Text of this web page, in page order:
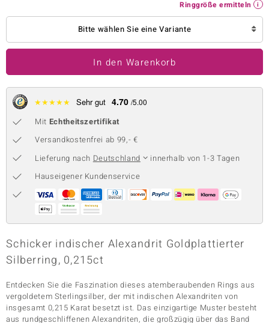
BY DE MELO
Collection
Classics
Ringgröße ermitteln
Bitte wählen Sie eine Variante
In den Warenkorb
★★★★★ Sehr gut 4.70 /5.00
Mit Echtheitszertifikat
Versandkostenfrei ab 99,- €
Lieferung nach Deutschland
innerhalb von 1-3 Tagen
Hauseigener Kundenservice
Schicker indischer Alexandrit Goldplattierter
Silberring, 0,215ct
Entdecken Sie die Faszination dieses atemberaubenden Rings aus
vergoldetem Sterlingsilber, der mit indischen Alexandriten von
insgesamt 0,215 Karat besetzt ist. Das einzigartige Muster besteht
aus rundgeschliffenen Alexandriten, die großzügig über das Band